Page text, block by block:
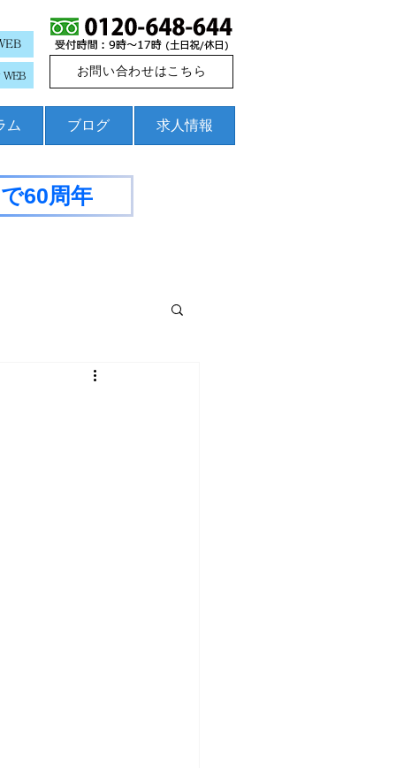
WEB お問い合わせはこちら
ム ブログ 求人情報
60周年